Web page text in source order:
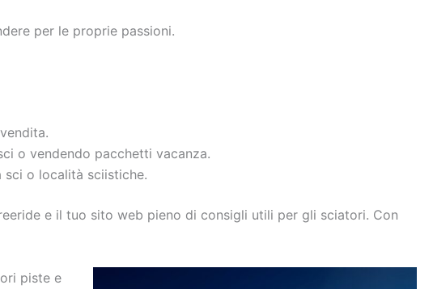
per le proprie passioni.
o vendendo pacchetti vacanza.
o località sciistiche.
e il tuo sito web pieno di consigli utili per gli sciatori. Con
piste e